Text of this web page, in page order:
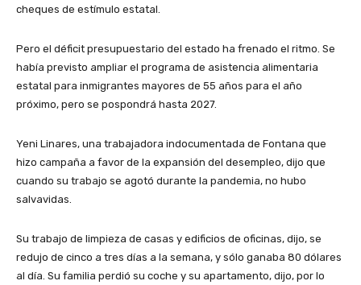
cheques de estímulo estatal.
Pero el déficit presupuestario del estado ha frenado el ritmo. Se
había previsto ampliar el programa de asistencia alimentaria
estatal para inmigrantes mayores de 55 años para el año
próximo, pero se pospondrá hasta 2027.
Yeni Linares, una trabajadora indocumentada de Fontana que
hizo campaña a favor de la expansión del desempleo, dijo que
cuando su trabajo se agotó durante la pandemia, no hubo
salvavidas.
Su trabajo de limpieza de casas y edificios de oficinas, dijo, se
redujo de cinco a tres días a la semana, y sólo ganaba 80 dólares
al día. Su familia perdió su coche y su apartamento, dijo, por lo